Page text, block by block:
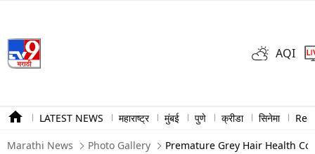
AQI
LATEST NEWS महाराष्ट्र मुंबई पुणे क्रीडा सिनेमा
Marathi News Photo Gallery Premature Grey Hair Health